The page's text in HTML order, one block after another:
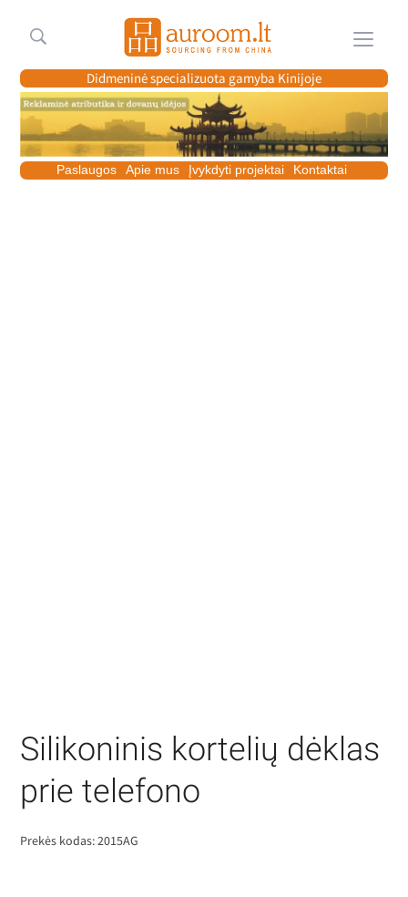
Meniu
Didmeninė specializuota gamyba Kinijoje
Paslaugos Apie mus Įvykdyti projektai Kontaktai
Silikoninis kortelių dėklas
prie telefono
Prekės kodas:2015AG